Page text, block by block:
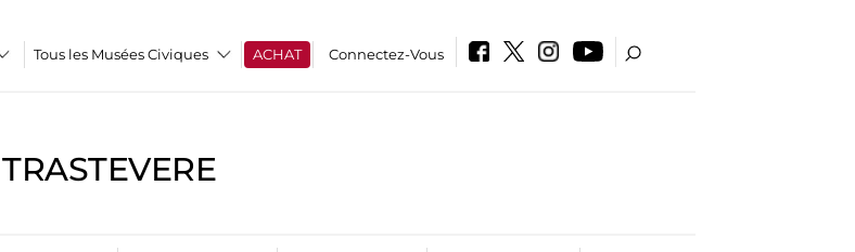
Tous les Musées Civiques ACHAT Connectez-Vous